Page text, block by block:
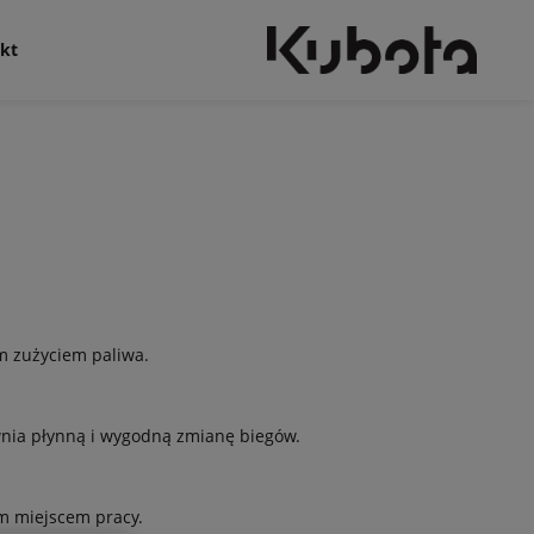
zużyciem paliwa.
płynną i wygodną zmianę biegów.
miejscem pracy.